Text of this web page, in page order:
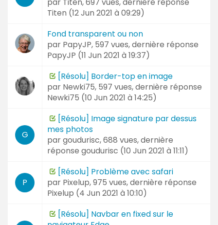
Titen (12 Jun 2021 à 09:29)
Fond transparent ou non
par PapyJP, 597 vues, dernière réponse
PapyJP (11 Jun 2021 à 19:37)
[Résolu] Border-top en image
par Newki75, 597 vues, dernière réponse
Newki75 (10 Jun 2021 à 14:25)
G
[Résolu] Image signature par dessus
mes photos
pargoudurisc, 688 vues, dernière
réponse goudurisc (10 Jun 2021 à 11:11)
P
[Résolu] Problème avec safari
par Pixelup, 975 vues, dernière réponse
Pixelup (4 Jun 2021 à 10:10)
[Résolu] Navbar en fixed sur le